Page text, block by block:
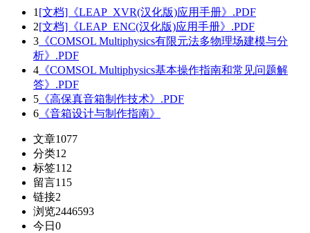
1 [文档]《LEAP_XVR(汉化版)应用手册》.PDF
2[文档]《LEAP_ENC(汉化版)应用手册》.PDF
3 《COMSOL Multiphysics有限元法多物理场建模与分
析》.PDF
4 《COMSOL Multiphysics基本操作指南和常见问题解
答》.PDF
5 《高保真音箱制作技术》.PDF
6 《音箱设计与制作指南》
文章1077
分类12
标签112
留言115
链接2
浏览2446593
今日 0